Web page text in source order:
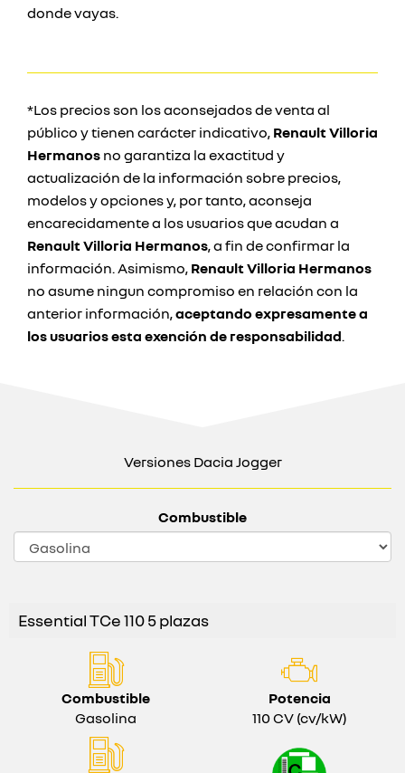
donde vayas.
*Los precios son los aconsejados de venta al
público y tienen carácter indicativo, Renault Villoria
Hermanos no garantiza la exactitud y
actualización de la información sobre precios,
modelos y opciones y, por tanto, aconseja
encarecidamente a los usuarios que acudan a
Renault Villoria Hermanos, a fin de confirmar la
información. Asimismo, Renault Villoria Hermanos
no asume ningun compromiso en relación con la
anterior información,aceptando expresamente a
los usuarios esta exención de responsabilidad.
Versiones Dacia Jogger
Combustible
Essential TCe 110 5 plazas
Combustible
Gasolina
Potencia
110 CV (cv/kW)